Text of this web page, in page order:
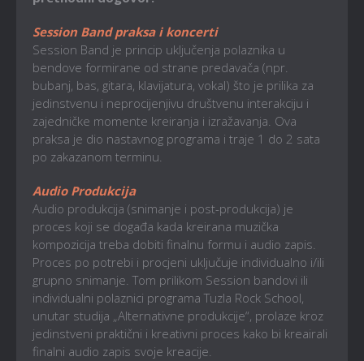
Session Band praksa i koncerti
Session Band je princip uključenja polaznika u
bendove formirane od strane predavača (npr.
bubanj, bas, gitara, klavijatura, vokal) što je prilika za
jedinstvenu i neprocijenjivu društvenu interakciju i
zajedničke momente kreiranja i izražavanja. Ova
praksa je dio nastavnog programa i traje 1 do 2 sata
po zakazanom terminu.
Audio Produkcija
Audio produkcija (snimanje i post-produkcija) je
proces koji se događa kada kreirana muzička
kompozicija treba dobiti finalnu formu i audio zapis.
Proces po potrebi i procjeni uključuje individualno i/ili
grupno snimanje. Tom prilikom Session bandovi ili
individualni polaznici programa Tuzla Rock School,
unutar studija „Alternativne produkcije“, prolaze kroz
jedinstveni praktični i kreativni proces kako bi kreairali
finalni audio zapis svoje kreacije.